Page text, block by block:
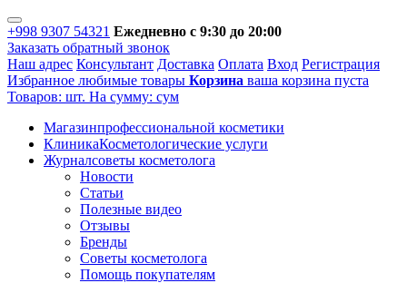
+998 9307 54321 Ежедневно с 9:30 до 20:00
Заказать обратный звонок
Наш адрес Консультант Доставка Оплата Вход Регистрация
Избранное любимые товары Корзина ваша корзина пуста
Товаров: шт. На сумму: сум
Магазинпрофессиональной косметики
КлиникаКосметологические услуги
Журналсоветы косметолога
Новости
Статьи
Полезные видео
Отзывы
Бренды
Советы косметолога
Помощь покупателям